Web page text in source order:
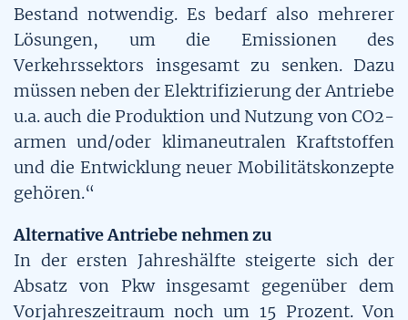
Bestand notwendig. Es bedarf also mehrerer
Lösungen, um die Emissionen des
Verkehrssektors insgesamt zu senken. Dazu
müssen neben der Elektrifizierung der Antriebe
u.a. auch die Produktion und Nutzung von CO2-
armen und/oder klimaneutralen Kraftstoffen
und die Entwicklung neuer Mobilitätskonzepte
gehören.“
Alternative Antriebe nehmen zu
In der ersten Jahreshälfte steigerte sich der
Absatz von Pkw insgesamt gegenüber dem
Vorjahreszeitraum noch um 15 Prozent. Von